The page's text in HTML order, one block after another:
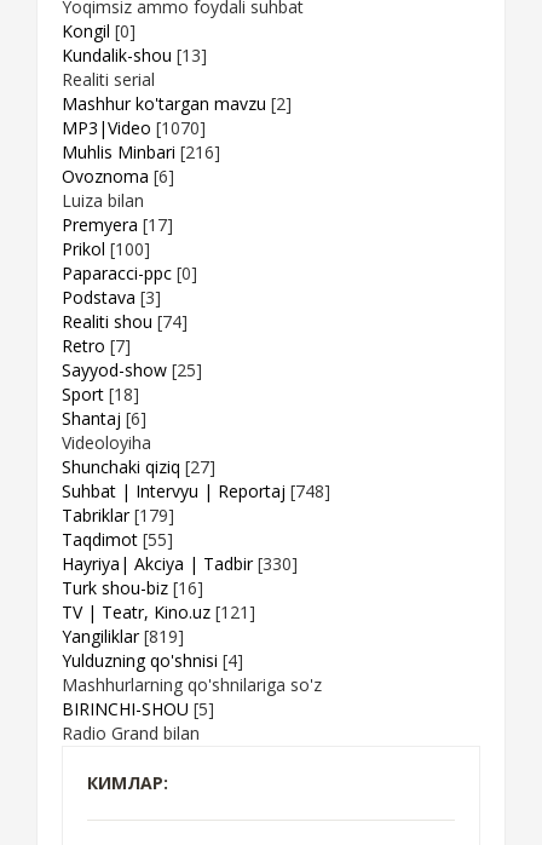
Yoqimsiz ammo foydali suhbat
Kongil [0]
Kundalik-shou [13]
Realiti serial
Mashhur ko'targan mavzu [2]
MP3|Video [1070]
Muhlis Minbari [216]
Ovoznoma [6]
Luiza bilan
Premyera [17]
Prikol [100]
Paparacci-ppc [0]
Podstava [3]
Realiti shou [74]
Retro [7]
Sayyod-show [25]
Sport [18]
Shantaj [6]
Videoloyiha
Shunchaki qiziq [27]
Suhbat | Intervyu | Reportaj [748]
Tabriklar [179]
Taqdimot [55]
Hayriya| Akciya | Tadbir [330]
Turk shou-biz [16]
TV | Teatr, Kino.uz [121]
Yangiliklar [819]
Yulduzning qo'shnisi [4]
Mashhurlarning qo'shnilariga so'z
BIRINCHI-SHOU [5]
Radio Grand bilan
КИМЛАР: